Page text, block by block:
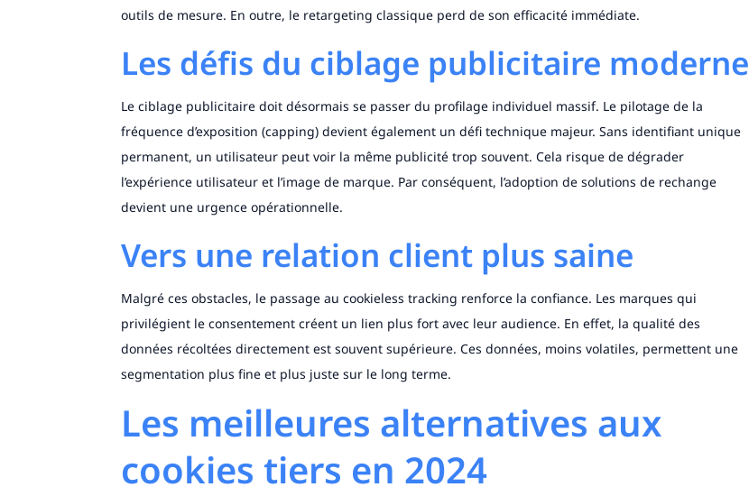
outils de mesure. En outre, le retargeting classique perd de son efficacité immédiate.
Les défis du ciblage publicitaire moderne
Le ciblage publicitaire doit désormais se passer du profilage individuel massif. Le pilotage de la
fréquence d’exposition (capping) devient également un défi technique majeur. Sans identifiant unique
permanent, un utilisateur peut voir la même publicité trop souvent. Cela risque de dégrader
l’expérience utilisateur et l’image de marque. Par conséquent, l’adoption de solutions de rechange
devient une urgence opérationnelle.
Vers une relation client plus saine
Malgré ces obstacles, le passage au cookieless tracking renforce la confiance. Les marques qui
privilégient le consentement créent un lien plus fort avec leur audience. En effet, la qualité des
données récoltées directement est souvent supérieure. Ces données, moins volatiles, permettent une
segmentation plus fine et plus juste sur le long terme.
Les meilleures alternatives aux
cookies tiers en 2024